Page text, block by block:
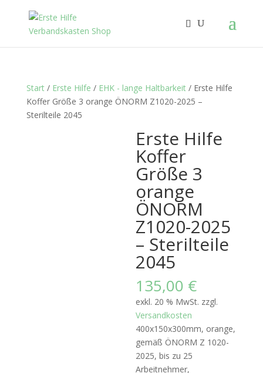
Start/ Erste Hilfe / EHK - lange Haltbarkeit/ Erste Hilfe
Koffer Größe 3 orange ÖNORM Z1020-2025 –
Sterilteile 2045
Erste Hilfe
Koffer
Größe 3
orange
ÖNORM
Z1020-2025
– Sterilteile
2045
135,00 €
exkl. 20 % MwSt. zzgl.
Versandkosten
400x150x300mm, orange,
gemäß ÖNORM Z 1020-
2025, bis zu 25
Arbeitnehmer,